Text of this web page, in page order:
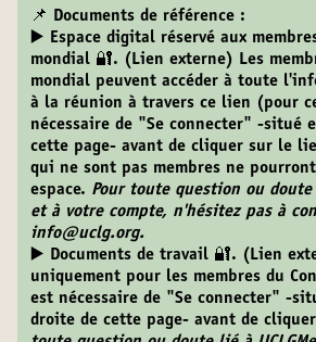
📌 Documents de référence :
▶️ Espace digital réservé aux
mondial 🔐. (Lien externe) Les
mondial peuvent accéder à toute
à la réunion à travers ce lien (pour
nécessaire de "Se connecter" -situé
cette page- avant de cliquer sur le
qui ne sont pas membres ne
espace. Pour toute question ou doute
et à votre compte, n'hésitez pas à
info@uclg.org.
▶️ Documents de travail 🔐. (Lien
uniquement pour les membres du
est nécessaire de "Se connecter" -
droite de cette page- avant de